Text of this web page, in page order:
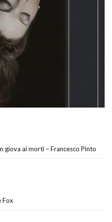
giova ai morti – Francesco Pinto
Fox